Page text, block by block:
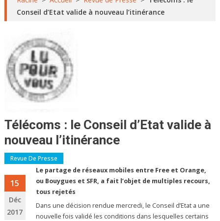
Conseil d’Etat valide à nouveau l’itinérance
Télécoms : le Conseil d’Etat valide à
nouveau l’itinérance
Revue De Presse
15
Déc
2017
Le partage de réseaux mobiles entre Free et Orange,
ou Bouygues et SFR, a fait l’objet de multiples recours,
tous rejetés
Dans une décision rendue mercredi, le Conseil d’Etat a une
nouvelle fois validé les conditions dans lesquelles certains